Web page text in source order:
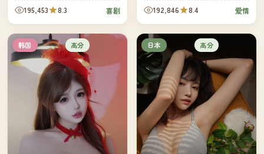
货车彻底打乱——也被楼下的店
长意外重新点亮。
195,453 8.3 喜剧
在同一排座位，被迫聊起了各自
工作中最忌讳谈起的那个词——
告别。
192,846 8.4 爱情
韩国 高分 日本 高分